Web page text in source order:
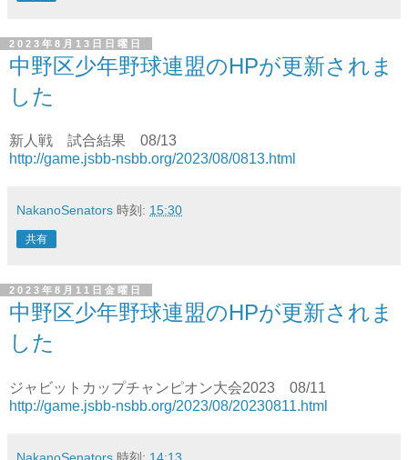
2023年8月13日日曜日
中野区少年野球連盟のHPが更新されま
した
新人戦 試合結果 08/13
http://game.jsbb-nsbb.org/2023/08/0813.html
NakanoSenators 時刻: 15:30
共有
2023年8月11日金曜日
中野区少年野球連盟のHPが更新されま
した
ジャビットカップチャンピオン大会2023 08/11
http://game.jsbb-nsbb.org/2023/08/20230811.html